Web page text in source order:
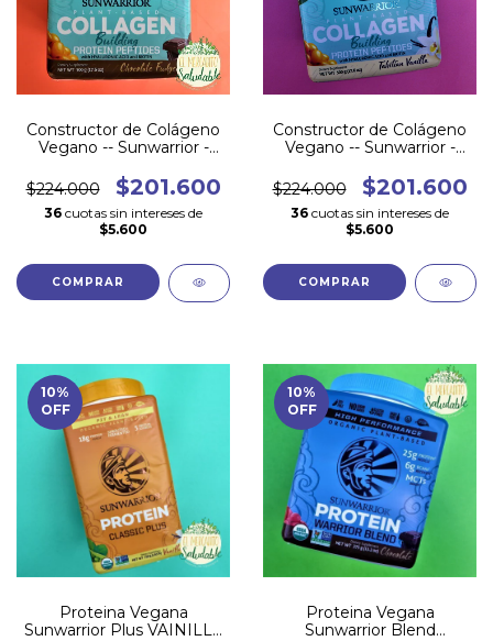
Constructor de Colágeno
Vegano -- Sunwarrior -
$224.000
$201.600
36 cuotas sin intereses de
$5.600
Constructor de Colágeno
Vegano -- Sunwarrior -
$224.000
$201.600
36 cuotas sin intereses de
$5.600
10%
OFF
Proteina Vegana
Sunwarrior Plus VAINILLA
10%
OFF
Proteina Vegana
Sunwarrior Blend